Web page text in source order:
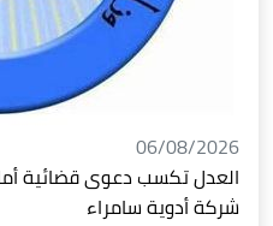
06/08/2026
العدل تكسب دعوى قضائية
شركة أدوية سامراء